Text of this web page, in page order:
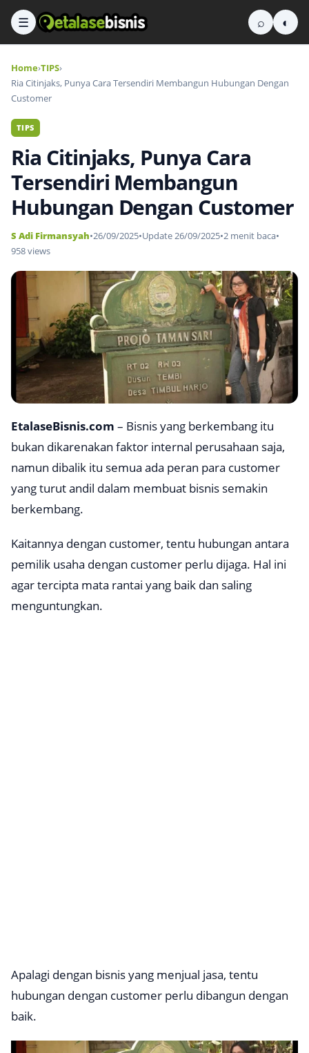
☰ ⌕ ◐
Home›TIPS›
Ria Citinjaks, Punya Cara Tersendiri Membangun Hubungan Dengan
Customer
TIPS
Ria Citinjaks, Punya Cara
Tersendiri Membangun
Hubungan Dengan Customer
S Adi Firmansyah•26/09/2025•Update 26/09/2025•2 menit baca•
958 views
EtalaseBisnis.com – Bisnis yang berkembang itu
bukan dikarenakan faktor internal perusahaan saja,
namun dibalik itu semua ada peran para customer
yang turut andil dalam membuat bisnis semakin
berkembang.
Kaitannya dengan customer, tentu hubungan antara
pemilik usaha dengan customer perlu dijaga. Hal ini
agar tercipta mata rantai yang baik dan saling
menguntungkan.
Apalagi dengan bisnis yang menjual jasa, tentu
hubungan dengan customer perlu dibangun dengan
baik.